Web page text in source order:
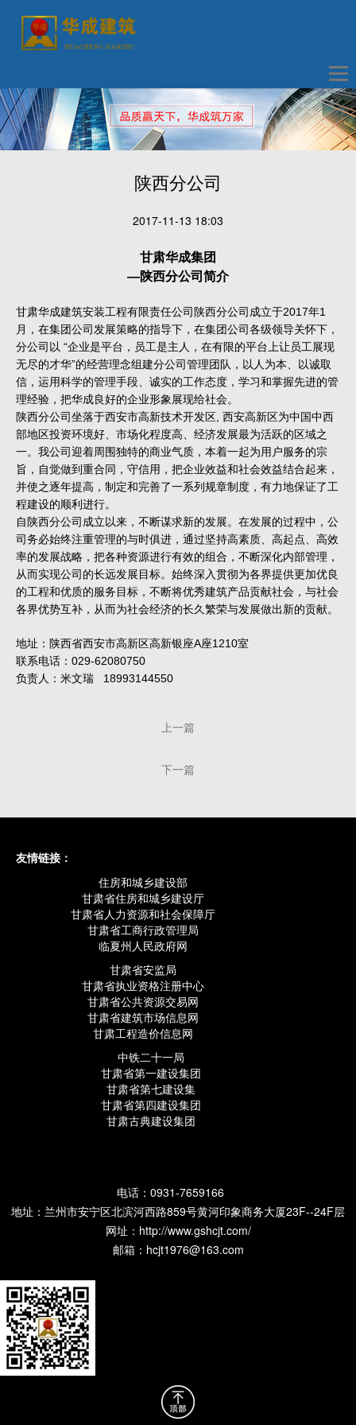
陕西分公司
2017-11-13 18:03
甘肃华成集团
—陕西分公司简介
甘肃华成建筑安装工程有限责任公司陕西分公司成立于2017年1
月，在集团公司发展策略的指导下，在集团公司各级领导关怀下，
分公司以 “企业是平台，员工是主人，在有限的平台上让员工展现
无尽的才华”的经营理念组建分公司管理团队，以人为本、以诚取
信，运用科学的管理手段、诚实的工作态度，学习和掌握先进的管
理经验，把华成良好的企业形象展现给社会。
陕西分公司坐落于西安市高新技术开发区, 西安高新区为中国中西
部地区投资环境好、市场化程度高、经济发展最为活跃的区域之
一。我公司迎着周围独特的商业气质，本着一起为用户服务的宗
旨，自觉做到重合同，守信用，把企业效益和社会效益结合起来，
并使之逐年提高，制定和完善了一系列规章制度，有力地保证了工
程建设的顺利进行。
自陕西分公司成立以来，不断谋求新的发展。在发展的过程中，公
司务必始终注重管理的与时俱进，通过坚持高素质、高起点、高效
率的发展战略，把各种资源进行有效的组合，不断深化内部管理，
从而实现公司的长远发展目标。始终深入贯彻为各界提供更加优良
的工程和优质的服务目标，不断将优秀建筑产品贡献社会，与社会
各界优势互补，从而为社会经济的长久繁荣与发展做出新的贡献。
地址：陕西省西安市高新区高新银座A座1210室
联系电话：029-62080750
负责人：米文瑞 18993144550
上一篇
下一篇
友情链接：
住房和城乡建设部
甘肃省住房和城乡建设厅
甘肃省人力资源和社会保障厅
甘肃省工商行政管理局
临夏州人民政府网
甘肃省安监局
甘肃省执业资格注册中心
甘肃省公共资源交易网
甘肃省建筑市场信息网
甘肃工程造价信息网
中铁二十一局
甘肃省第一建设集团
甘肃省第七建设集
甘肃省第四建设集团
甘肃古典建设集团
电话：0931-7659166
地址：兰州市安宁区北滨河西路859号黄河印象商务大厦23F--24F层
网址： http://www.gshcjt.com/
邮箱：hcjt1976@163.com